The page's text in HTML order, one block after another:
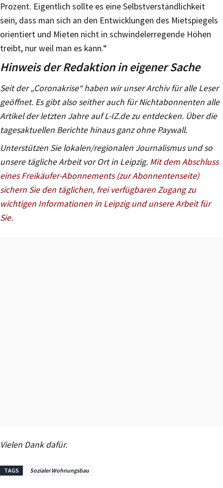
Prozent. Eigentlich sollte es eine Selbstverständlichkeit
sein, dass man sich an den Entwicklungen des Mietspiegels
orientiert und Mieten nicht in schwindelerregende Höhen
treibt, nur weil man es kann.“
Hinweis der Redaktion in eigener Sache
Seit der „Coronakrise“ haben wir unser Archiv für alle Leser
geöffnet. Es gibt also seither auch für Nichtabonnenten alle
Artikel der letzten Jahre auf L-IZ.de zu entdecken. Über die
tagesaktuellen Berichte hinaus ganz ohne Paywall.
Unterstützen Sie lokalen/regionalen Journalismus und so
unsere tägliche Arbeit vor Ort in Leipzig. Mit dem Abschluss
eines Freikäufer-Abonnements (zur Abonnentenseite)
sichern Sie den täglichen, frei verfügbaren Zugang zu
wichtigen Informationen in Leipzig und unsere Arbeit für
Sie.
Vielen Dank dafür.
TAGS Sozialer Wohnungsbau